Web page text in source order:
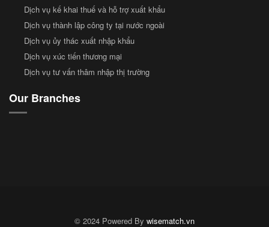
Dịch vụ kế khai thuế và hỗ trợ xuất khẩu
Dịch vụ thành lập công ty tại nước ngoài
Dịch vụ ủy thác xuất nhập khẩu
Dịch vụ xúc tiến thương mại
Dịch vụ tư vấn thâm nhập thị trường
Our Branches
© 2024 Powered By wisematch.vn